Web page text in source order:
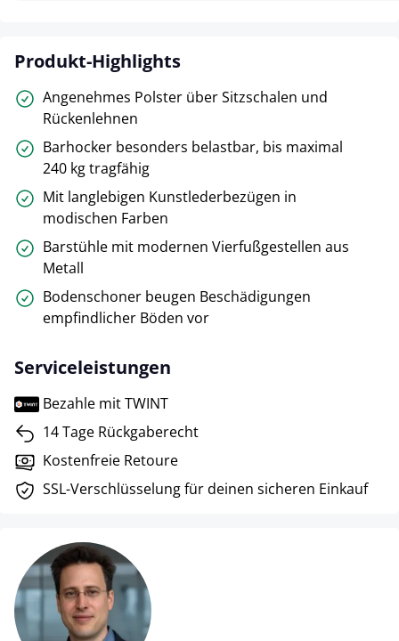
Produkt-Highlights
Angenehmes Polster über Sitzschalen und
Rückenlehnen
Barhocker besonders belastbar, bis maximal
240 kg tragfähig
Mit langlebigen Kunstlederbezügen in
modischen Farben
Barstühle mit modernen Vierfußgestellen aus
Metall
Bodenschoner beugen Beschädigungen
empfindlicher Böden vor
Serviceleistungen
Bezahle mit TWINT
14 Tage Rückgaberecht
Kostenfreie Retoure
SSL-Verschlüsselung für deinen sicheren Einkauf